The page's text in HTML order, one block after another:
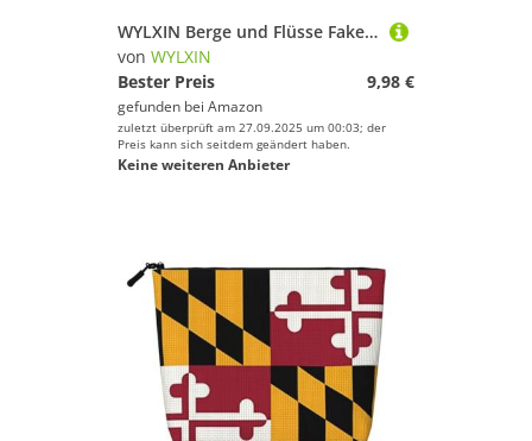
WYLXIN Berge und Flüsse Fake Hanf Make-up Tasche Umweltfreundlich und langlebig, einfaches Design, einfach Ihre Beauty-Essentials zu verstauen.
von WYLXIN
Bester Preis
9,98 €
gefunden bei Amazon
zuletzt überprüft am 27.09.2025 um 00:03; der
Preis kann sich seitdem geändert haben.
Keine weiteren Anbieter